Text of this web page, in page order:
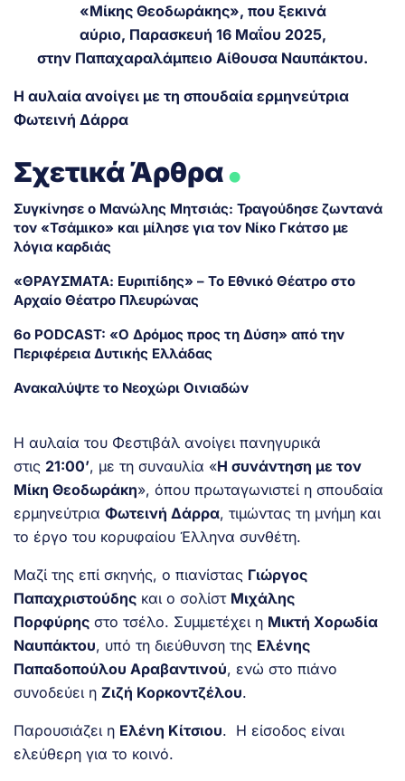
«Μίκης Θεοδωράκης», που ξεκινά
αύριο, Παρασκευή 16 Μαΐου 2025,
στην Παπαχαραλάμπειο Αίθουσα Ναυπάκτου.
Η αυλαία ανοίγει με τη σπουδαία ερμηνεύτρια
Φωτεινή Δάρρα
Σχετικά Άρθρα.
Συγκίνησε ο Μανώλης Μητσιάς: Τραγούδησε ζωντανά
τον «Τσάμικο» και μίλησε για τον Νίκο Γκάτσο με
λόγια καρδιάς
«ΘΡΑΥΣΜΑΤΑ: Ευριπίδης» – Το Εθνικό Θέατρο στο
Αρχαίο Θέατρο Πλευρώνας
6ο PODCAST: «Ο Δρόμος προς τη Δύση» από την
Περιφέρεια Δυτικής Ελλάδας
Ανακαλύψτε το Νεοχώρι Οινιαδών
Η αυλαία του Φεστιβάλ ανοίγει πανηγυρικά
στις 21:00’, με τη συναυλία «Η συνάντηση με τον
Μίκη Θεοδωράκη», όπου πρωταγωνιστεί η σπουδαία
ερμηνεύτρια Φωτεινή Δάρρα, τιμώντας τη μνήμη και
το έργο του κορυφαίου Έλληνα συνθέτη.
Μαζί της επί σκηνής, ο πιανίστας Γιώργος
Παπαχριστούδης και ο σολίστ Μιχάλης
Πορφύρης στο τσέλο. Συμμετέχει η Μικτή Χορωδία
Ναυπάκτου, υπό τη διεύθυνση της Ελένης
Παπαδοπούλου Αραβαντινού, ενώ στο πιάνο
συνοδεύει η Ζιζή Κορκοντζέλου.
Παρουσιάζει η Ελένη Κίτσιου. Η είσοδος είναι
ελεύθερη για το κοινό.